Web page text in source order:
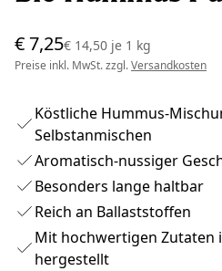
€ 7,25€ 14,50 je 1 kg
Preise inkl. MwSt. zzgl.Versandkosten
Köstliche Hummus-
Selbstanmischen
Aromatisch-nussiger
Besonders lange haltbar
Reich an Ballaststoffen
Mit hochwertigen Zutaten
hergestellt